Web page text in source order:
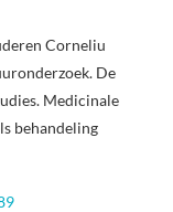
Corneliu
De
Medicinale
behandeling